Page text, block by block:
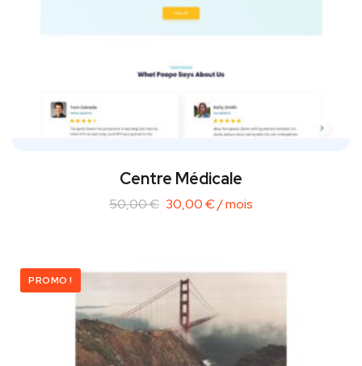
Centre Médicale
50,00€ 30,00€/ mois
PROMO !